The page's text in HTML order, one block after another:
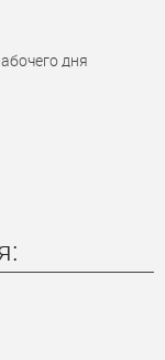
дня